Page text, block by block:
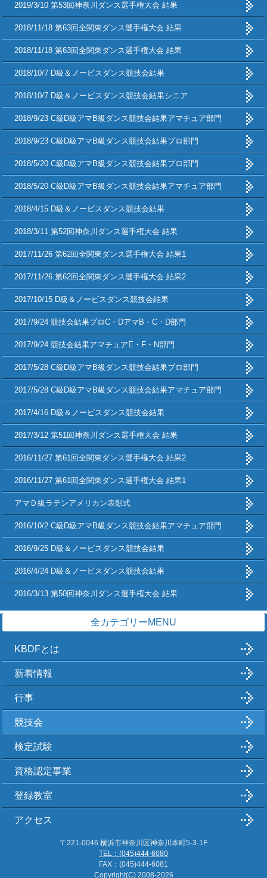
2019/3/10 第53回神奈川ダンス選手権大会 結果
2018/11/18 第63回全関東ダンス選手権大会 結果
2018/11/18 第63回全関東ダンス選手権大会 結果
2018/10/7 D級＆ノービスダンス競技会結果
2018/10/7 D級＆ノービスダンス競技会結果シニア
2018/9/23 C級D級アマB級ダンス競技会結果アマチュア部門
2018/9/23 C級D級アマB級ダンス競技会結果プロ部門
2018/5/20 C級D級アマB級ダンス競技会結果プロ部門
2018/5/20 C級D級アマB級ダンス競技会結果アマチュア部門
2018/4/15 D級＆ノービスダンス競技会結果
2018/3/11 第52回神奈川ダンス選手権大会 結果
2017/11/26 第62回全関東ダンス選手権大会 結果1
2017/11/26 第62回全関東ダンス選手権大会 結果2
2017/10/15 D級＆ノービスダンス競技会結果
2017/9/24 競技会結果プロC・DアマB・C・D部門
2017/9/24 競技会結果アマチュアE・F・N部門
2017/5/28 C級D級アマB級ダンス競技会結果プロ部門
2017/5/28 C級D級アマB級ダンス競技会結果アマチュア部門
2017/4/16 D級＆ノービスダンス競技会結果
2017/3/12 第51回神奈川ダンス選手権大会 結果
2016/11/27 第61回全関東ダンス選手権大会 結果2
2016/11/27 第61回全関東ダンス選手権大会 結果1
アマＤ級ラテンアメリカン表彰式
2016/10/2 C級D級アマB級ダンス競技会結果アマチュア部門
2016/9/25 D級＆ノービスダンス競技会結果
2016/4/24 D級＆ノービスダンス競技会結果
2016/3/13 第50回神奈川ダンス選手権大会 結果
全カテゴリーMENU
KBDFとは
新着情報
行事
競技会
検定試験
資格認定事業
登録教室
アクセス
〒221-0046 横浜市神奈川区神奈川本町5-3-1F
TEL：(045)444-6080
FAX：(045)444-6081
Copyright(C) 2008-2026